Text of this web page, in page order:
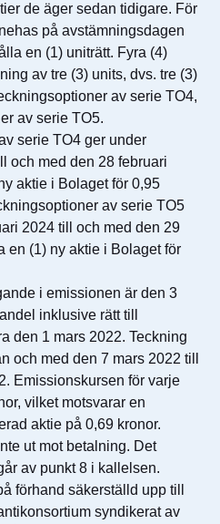
de äger sedan tidigare. För
på avstämningsdagen
en (1) uniträtt. Fyra (4)
av tre (3) units, dvs. tre (3)
av serie TO4,
av serie TO5.
serie TO4 ger under
och med den 28 februari
aktie i Bolaget för 0,95
av serie TO5
2024 till och med den 29
en (1) ny aktie i Bolaget för
i emissionen är den 3
inklusive rätt till
den 1 mars 2022. Teckning
och med den 7 mars 2022 till
Emissionskursen för varje
vilket motsvarar en
aktie på 0,69 kronor.
ut mot betalning. Det
av punkt 8 i kallelsen.
förhand säkerställd upp till
syndikerat av